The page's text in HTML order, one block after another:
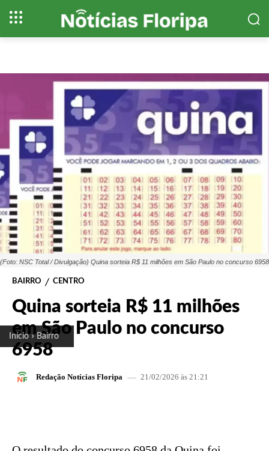
Início Bairro
(Foto: NSC Total / Divulgação) Quina sorteia R$ 11 milhões em São Paulo no concurso 6958
BAIRRO CENTRO
Quina sorteia R$ 11 milhões
em São Paulo no concurso
6958
Redação Notícias Floripa 21/02/2026 às 21:21